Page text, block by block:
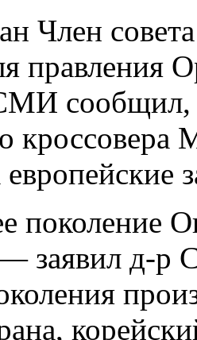
Член
правления
сообщил,
европейские
поколение
заявил д-р